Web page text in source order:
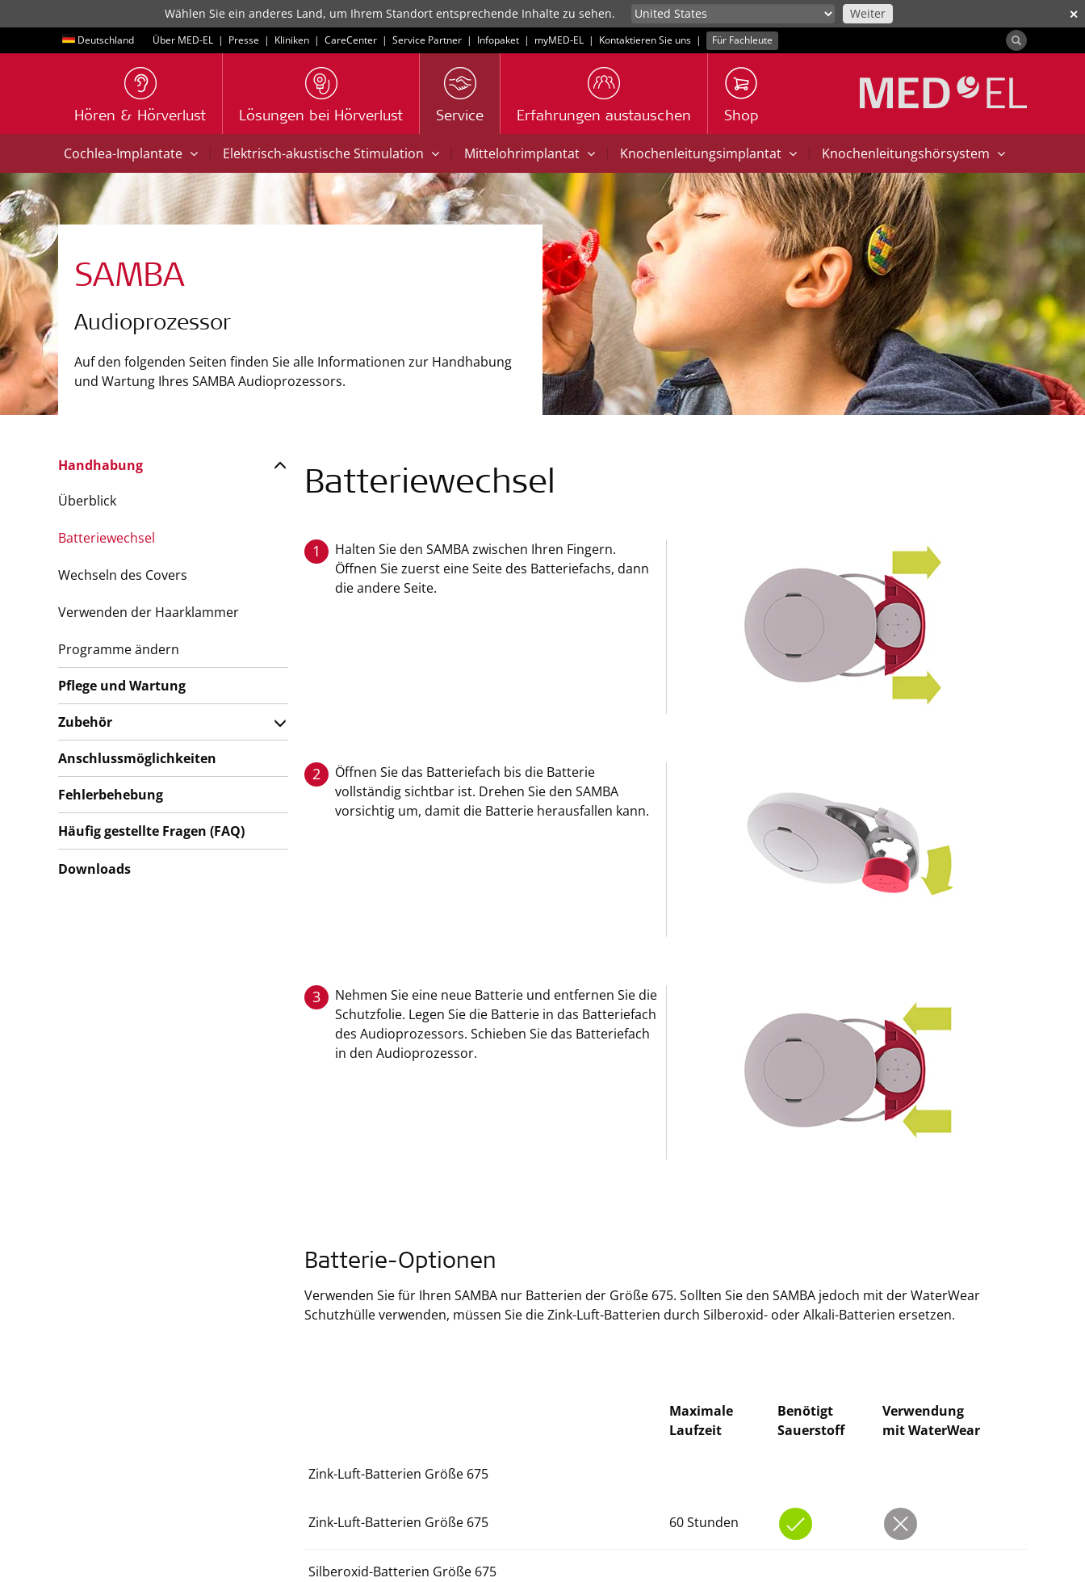
✕
Wählen Sie ein anderes Land, um Ihrem Standort entsprechende Inhalte zu sehen. Weiter
Deutschland Über MED-EL | Presse | Kliniken | CareCenter | Service Partner | Infopaket | myMED‑EL | Kontaktieren Sie uns | Für Fachleute
Hören & Hörverlust Lösungen bei Hörverlust Service Erfahrungen austauschen Shop
Cochlea-Implantate | Elektrisch-akustische Stimulation | Mittelohrimplantat | Knochenleitungsimplantat | Knochenleitungshörsystem
SAMBA
Audioprozessor
Auf den folgenden Seiten finden Sie alle Informationen zur Handhabung
und Wartung Ihres SAMBA Audioprozessors.
Batteriewechsel
1
Halten Sie den SAMBA zwischen Ihren Fingern.
Öffnen Sie zuerst eine Seite des Batteriefachs, dann
die andere Seite.
2
Öffnen Sie das Batteriefach bis die Batterie
vollständig sichtbar ist. Drehen Sie den SAMBA
vorsichtig um, damit die Batterie herausfallen kann.
3
Nehmen Sie eine neue Batterie und entfernen Sie die
Schutzfolie. Legen Sie die Batterie in das Batteriefach
des Audioprozessors. Schieben Sie das Batteriefach
in den Audioprozessor.
Batterie-Optionen
Verwenden Sie für Ihren SAMBA nur Batterien der Größe 675. Sollten Sie den SAMBA jedoch mit der WaterWear
Schutzhülle verwenden, müssen Sie die Zink-Luft-Batterien durch Silberoxid- oder Alkali-Batterien ersetzen.
Maximale
Laufzeit
Benötigt
Sauerstoff
Verwendung
mit WaterWear
Zink-Luft-Batterien Größe 675
Zink-Luft-Batterien Größe 675 60 Stunden
Silberoxid-Batterien Größe 675
Handhabung
Überblick
Batteriewechsel
Wechseln des Covers
Verwenden der Haarklammer
Programme ändern
Pflege und Wartung
Zubehör
Anschlussmöglichkeiten
Fehlerbehebung
Häufig gestellte Fragen (FAQ)
Downloads